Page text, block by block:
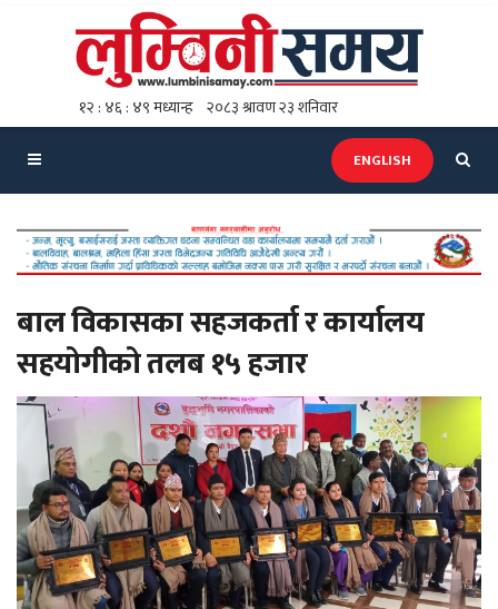
ENGLISH
बाल विकासका सहजकर्ता र कार्यालय
सहयोगीको तलब १५ हजार